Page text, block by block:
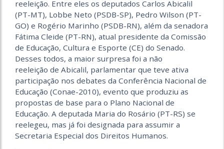
reeleição. Entre eles os deputados Carlos Abicalil
(PT-MT), Lobbe Neto (PSDB-SP), Pedro Wilson (PT-
GO) e Rogério Marinho (PSDB-RN), além da senadora
Fátima Cleide (PT-RN), atual presidente da Comissão
de Educação, Cultura e Esporte (CE) do Senado.
Desses todos, a maior surpresa foi a não
reeleição de Abicalil, parlamentar que teve ativa
participação nos debates da Conferência Nacional de
Educação (Conae-2010), evento que produziu as
propostas de base para o Plano Nacional de
Educação. A deputada Maria do Rosário (PT-RS) se
reelegeu, mas já foi designada para assumir a
Secretaria Especial dos Direitos Humanos.